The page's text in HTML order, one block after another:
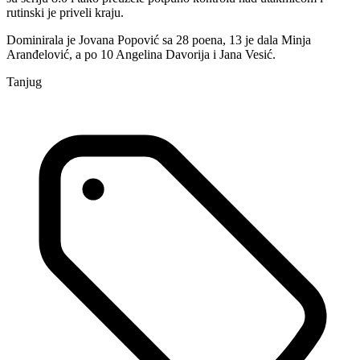
rutinski je priveli kraju.
Dominirala je Jovana Popović sa 28 poena, 13 je dala Minja
Aranđelović, a po 10 Angelina Davorija i Jana Vesić.
Tanjug